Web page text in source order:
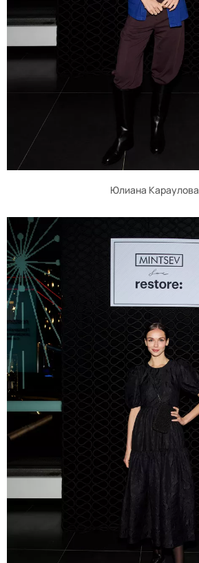
Юлиана Караулова